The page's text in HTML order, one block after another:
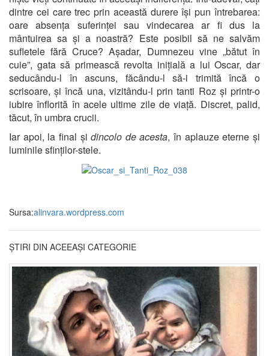
dintre cei care trec prin această durere își pun întrebarea:
oare absența suferinței sau vindecarea ar fi dus la
mântuirea sa și a noastră? Este posibil să ne salvăm
sufletele fără Cruce? Așadar, Dumnezeu vine „bătut în
cuie”, gata să primească revolta inițială a lui Oscar, dar
seducându-l în ascuns, făcându-l să-i trimită încă o
scrisoare, și încă una, vizitându-l prin tanti Roz și printr-o
iubire înflorită în acele ultime zile de viață. Discret, palid,
tăcut, în umbra crucii.
Iar apoi, la final șidincolo de acesta, în aplauze eterne și
luminile sfinților-stele.
Sursa:alinvara.wordpress.com
ȘTIRI DIN ACEEAȘI CATEGORIE